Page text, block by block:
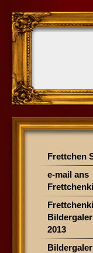
Frettchen
e-mail ans
2013